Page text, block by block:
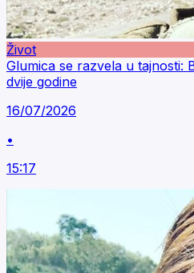
Život
Glumica se razvela u tajnosti:
dvije godine
16/07/2026
•
15:17